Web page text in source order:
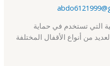
التي تستخدم في حماية
من أنواع الأقفال المختلفة